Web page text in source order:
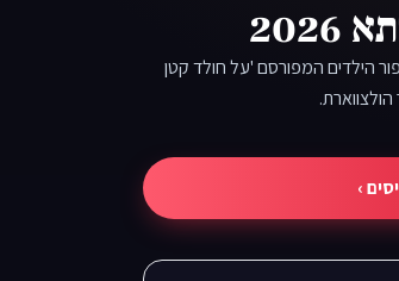
הילדים המפורסם 'על חולד קטן
›